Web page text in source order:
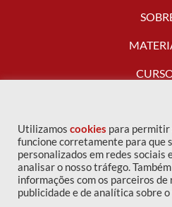
FALE
Utilizamos cookies para permitir
funcione corretamente para que
personalizados em redes sociais
analisar o nosso tráfego.
informações com os parceiros de
publicidade e de analítica sobre